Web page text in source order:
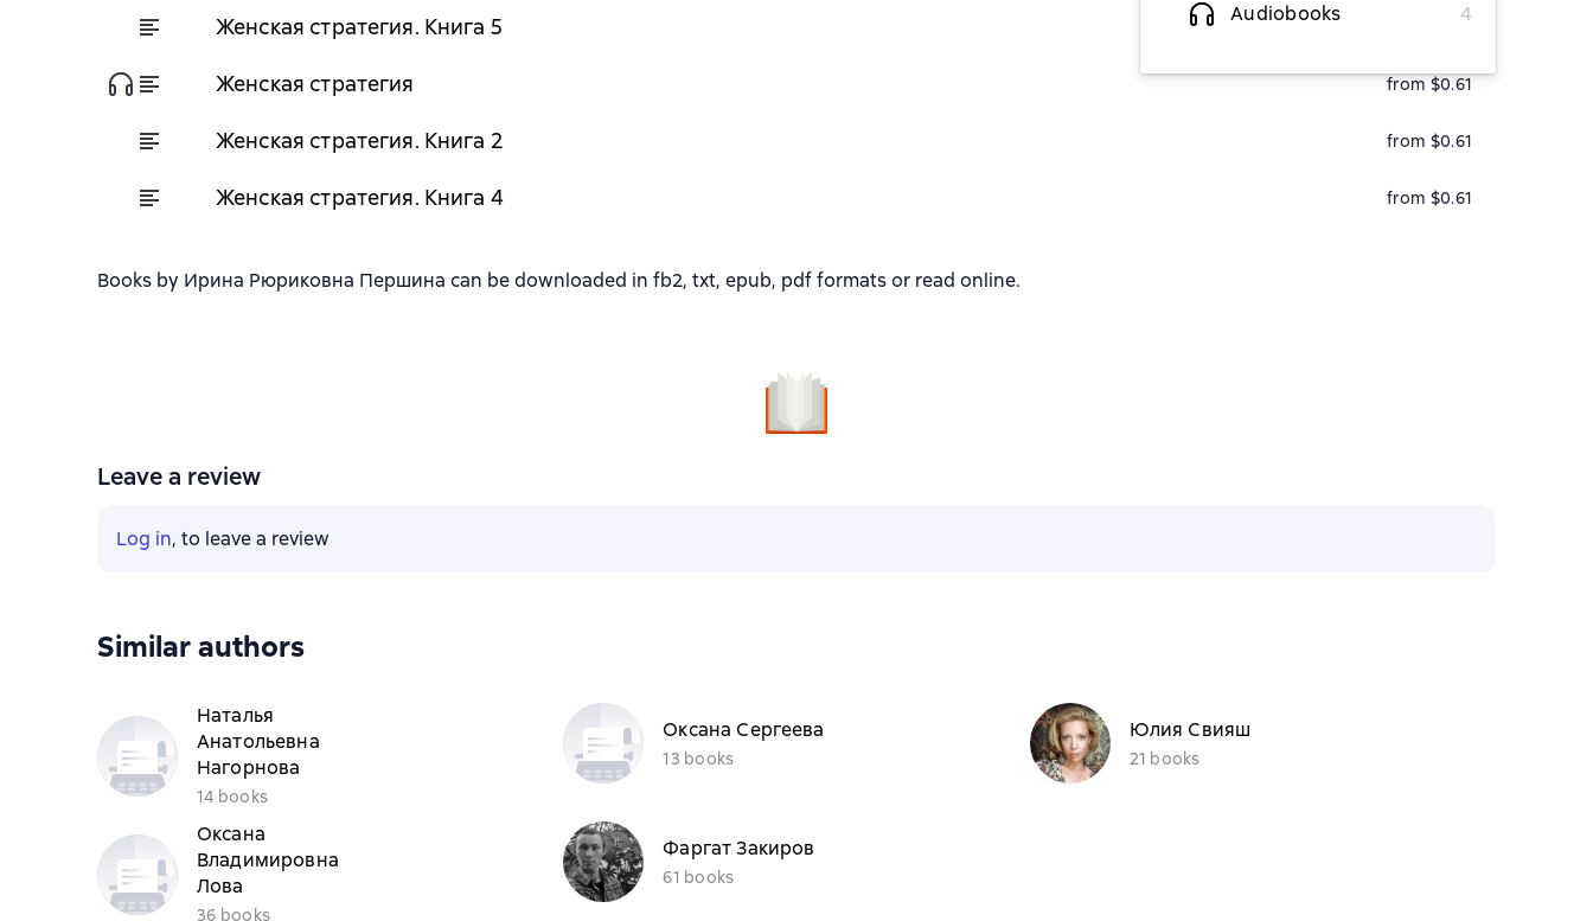
Audiobooks
4
Женская стратегия. Книга 5 from $0.61
Женская стратегия from $0.61
Женская стратегия. Книга 2 from $0.61
Женская стратегия. Книга 4 from $0.61
Books by Ирина Рюриковна Першина can be downloaded in fb2, txt, epub, pdf formats or read online.
Leave a review
Log in, to leave a review
Similar authors
Наталья
Анатольевна
Нагорнова
14 books
Оксана Сергеева
13 books
Юлия Свияш
21 books
Оксана
Владимировна
Лова
36 books
Фаргат Закиров
61 books